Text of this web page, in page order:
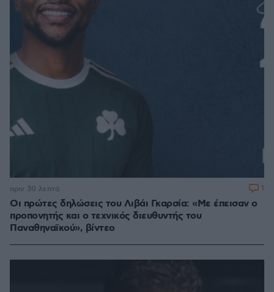
Οι πρώτες δηλώσεις του Λιβάι Γκαρσία: «Με έπεισαν ο
προπονητής και ο τεχνικός διευθυντής του
Παναθηναϊκού», βίντεο
πριν 30 λεπτά 1